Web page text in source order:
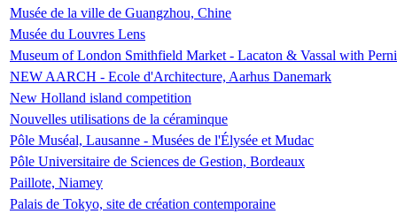
Musée de la ville de Guangzhou, Chine
Musée du Louvres Lens
Museum of London Smithfield Market - Lacaton & Vassal with
NEW AARCH - Ecole d'Architecture, Aarhus Danemark
New Holland island competition
Nouvelles utilisations de la céraminque
Pôle Muséal, Lausanne - Musées de l'Élysée et Mudac
Pôle Universitaire de Sciences de Gestion, Bordeaux
Paillote, Niamey
Palais de Tokyo, site de création contemporaine